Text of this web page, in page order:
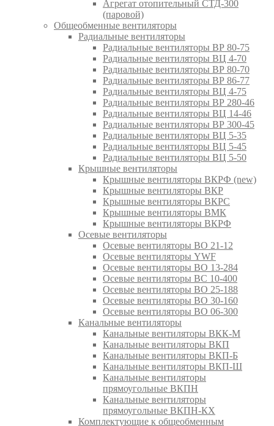
Агрегат отопительный СТД-300
(паровой)
Общеобменные вентиляторы
Радиальные вентиляторы
Радиальные вентиляторы ВР 80-75
Радиальные вентиляторы ВЦ 4-70
Радиальные вентиляторы ВР 80-70
Радиальные вентиляторы ВР 86-77
Радиальные вентиляторы ВЦ 4-75
Радиальные вентиляторы ВР 280-46
Радиальные вентиляторы ВЦ 14-46
Радиальные вентиляторы ВР 300-45
Радиальные вентиляторы ВЦ 5-35
Радиальные вентиляторы ВЦ 5-45
Радиальные вентиляторы ВЦ 5-50
Крышные вентиляторы
Крышные вентиляторы ВКРФ (new)
Крышные вентиляторы ВКР
Крышные вентиляторы ВКРС
Крышные вентиляторы ВМК
Крышные вентиляторы ВКРФ
Осевые вентиляторы
Осевые вентиляторы ВО 21-12
Осевые вентиляторы YWF
Осевые вентиляторы ВО 13-284
Осевые вентиляторы ВС 10-400
Осевые вентиляторы ВО 25-188
Осевые вентиляторы ВО 30-160
Осевые вентиляторы ВО 06-300
Канальные вентиляторы
Канальные вентиляторы ВКК-М
Канальные вентиляторы ВКП
Канальные вентиляторы ВКП-Б
Канальные вентиляторы ВКП-Ш
Канальные вентиляторы
прямоугольные ВКПН
Канальные вентиляторы
прямоугольные ВКПН-КХ
Комплектующие к общеобменным